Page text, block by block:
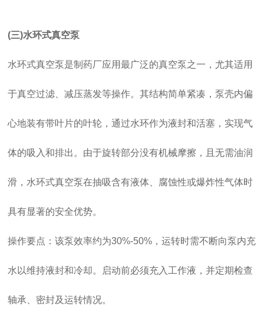
(三)水环式真空泵
水环式真空泵是制药厂应用最广泛的真空泵之一，尤其适用
于真空过滤、减压蒸发等操作。其结构简单紧凑，泵壳内偏
心地装有带叶片的叶轮，通过水环作为液封和活塞，实现气
体的吸入和排出。由于旋转部分没有机械摩擦，且无需油润
滑，水环式真空泵在抽吸含有液体、腐蚀性或爆炸性气体时
具有显著的安全优势。
操作要点：该泵效率约为30%-50%，运转时需不断向泵内充
水以维持液封和冷却。启动前必须充入工作液，并定期检查
轴承、密封及运转情况。